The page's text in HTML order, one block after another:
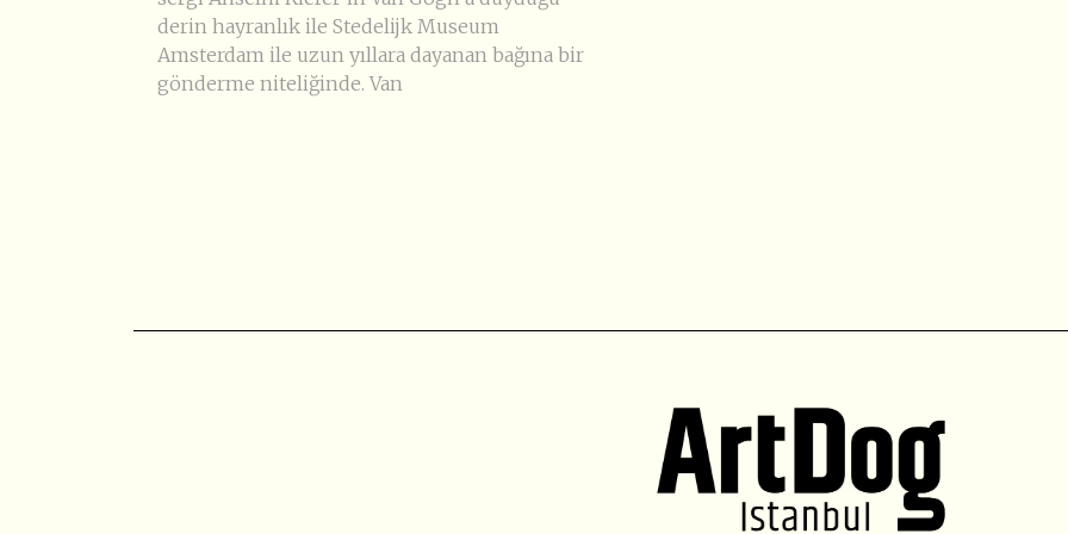
derin hayranlık ile Stedelijk Museum
Amsterdam ile uzun yıllara dayanan bağına bir
gönderme niteliğinde. Van